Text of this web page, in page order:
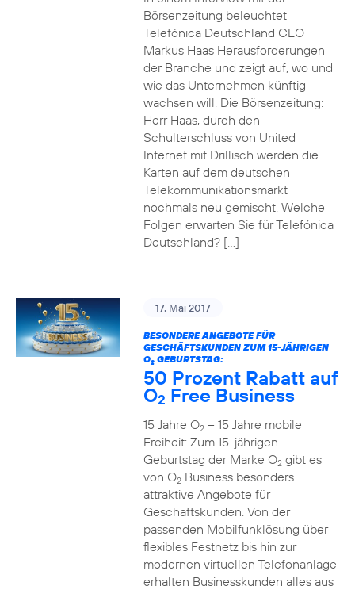
Börsenzeitung beleuchtet
Telefónica Deutschland CEO
Markus Haas Herausforderungen
der Branche und zeigt auf, wo und
wie das Unternehmen künftig
wachsen will. Die Börsenzeitung:
Herr Haas, durch den
Schulterschluss von United
Internet mit Drillisch werden die
Karten auf dem deutschen
Telekommunikationsmarkt
nochmals neu gemischt. Welche
Folgen erwarten Sie für Telefónica
Deutschland? […]
17. Mai 2017
BESONDERE ANGEBOTE FÜR
GESCHÄFTSKUNDEN ZUM 15-JÄHRIGEN
O2GEBURTSTAG:
50 Prozent Rabatt auf
O2 Free Business
15 Jahre O2– 15 Jahre mobile
Freiheit: Zum 15-jährigen
Geburtstag der Marke O2gibt es
von O2Business besonders
attraktive Angebote für
Geschäftskunden. Von der
passenden Mobilfunklösung über
flexibles Festnetz bis hin zur
modernen virtuellen Telefonanlage
erhalten Businesskunden alles aus